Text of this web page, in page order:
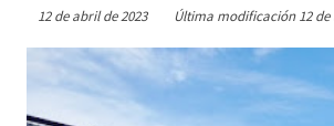
12 de abril de 2023 Última modificación 12